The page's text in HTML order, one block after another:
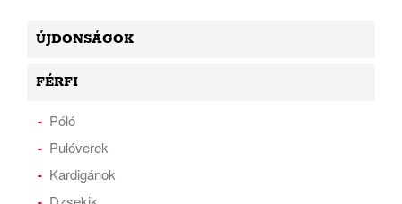
ÚJDONSÁGOK
FÉRFI
Póló
Pulóverek
Kardigánok